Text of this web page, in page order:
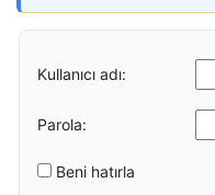
Kullanıcı adı:
Parola:
Beni hatırla